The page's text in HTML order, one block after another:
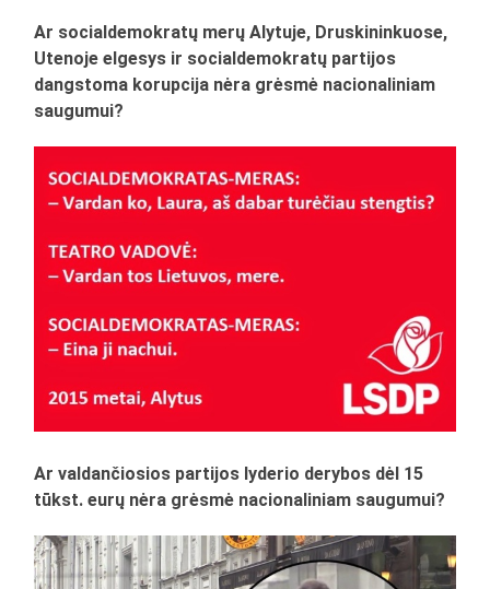
Ar socialdemokratų merų Alytuje, Druskininkuose,
Utenoje elgesys ir socialdemokratų partijos
dangstoma korupcija nėra grėsmė nacionaliniam
saugumui?
Ar valdančiosios partijos lyderio derybos dėl 15
tūkst. eurų nėra grėsmė nacionaliniam saugumui?